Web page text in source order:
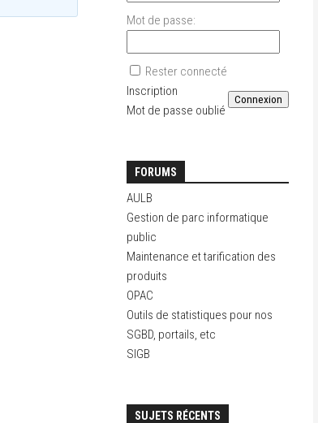
Mot de passe:
Rester connecté
Connexion
Inscription
Mot de passe oublié
FORUMS
AULB
Gestion de parc informatique
public
Maintenance et tarification des
produits
OPAC
Outils de statistiques pour nos
SGBD, portails, etc
SIGB
SUJETS RÉCENTS